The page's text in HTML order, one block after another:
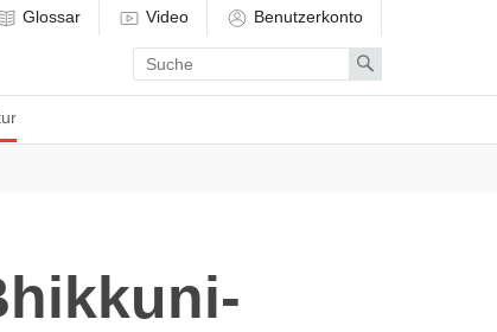
Glossar Video Benutzerkonto
Enter
search
term
Search